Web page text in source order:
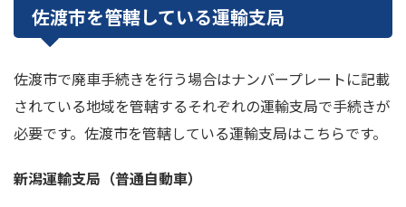
佐渡市を管轄している運輸支局
佐渡市で廃車手続きを行う場合はナンバープレートに記載
されている地域を管轄するそれぞれの運輸支局で手続きが
必要です。佐渡市を管轄している運輸支局はこちらです。
新潟運輸支局（普通自動車）